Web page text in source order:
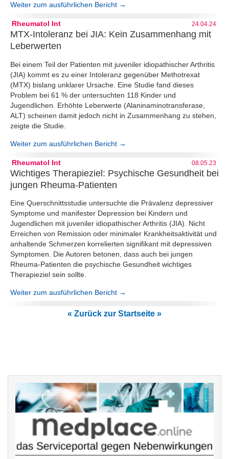
Weiter zum ausführlichen Bericht →
Rheumatol Int 24.04.24
MTX-Intoleranz bei JIA: Kein Zusammenhang mit
Leberwerten
Bei einem Teil der Patienten mit juveniler idiopathischer Arthritis
(JIA) kommt es zu einer Intoleranz gegenüber Methotrexat
(MTX) bislang unklarer Ursache. Eine Studie fand dieses
Problem bei 61 % der untersuchten 118 Kinder und
Jugendlichen. Erhöhte Leberwerte (Alaninaminotransferase,
ALT) scheinen damit jedoch nicht in Zusammenhang zu stehen,
zeigte die Studie.
Weiter zum ausführlichen Bericht →
Rheumatol Int 08.05.23
Wichtiges Therapieziel: Psychische Gesundheit bei
jungen Rheuma-Patienten
Eine Querschnittsstudie untersuchte die Prävalenz depressiver
Symptome und manifester Depression bei Kindern und
Jugendlichen mit juveniler idiopathischer Arthritis (JIA). Nicht
Erreichen von Remission oder minimaler Krankheitsaktivität und
anhaltende Schmerzen korrelierten signifikant mit depressiven
Symptomen. Die Autoren betonen, dass auch bei jungen
Rheuma-Patienten die psychische Gesundheit wichtiges
Therapieziel sein sollte.
Weiter zum ausführlichen Bericht →
« Zurück zur Startseite »